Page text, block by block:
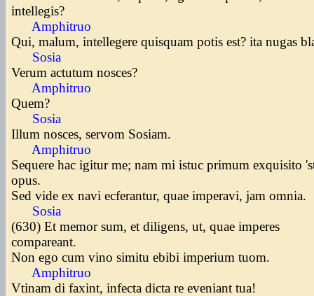
intellegis?
Amphitruo
Qui, malum, intellegere quisquam potis est? ita nugas
Sosia
Verum actutum nosces?
Amphitruo
Quem?
Sosia
Illum nosces, servom Sosiam.
Amphitruo
Sequere hac igitur me; nam mi istuc primum exquisito
opus.
Sed vide ex navi ecferantur, quae imperavi, jam omnia.
Sosia
(630) Et memor sum, et diligens, ut, quae imperes
compareant.
Non ego cum vino simitu ebibi imperium tuom.
Amphitruo
Vtinam di faxint, infecta dicta re eveniant tua!